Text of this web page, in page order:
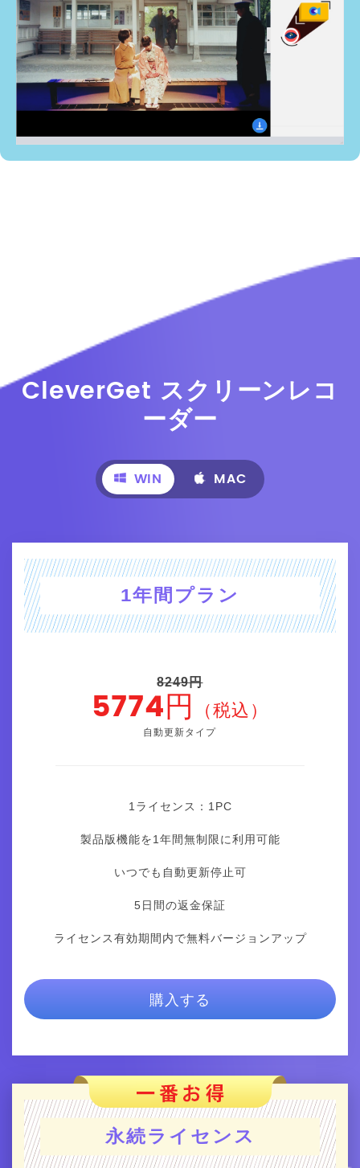
CleverGet スクリーンレコ
ーダー
WIN MAC
1年間プラン
8249円
5774円 （税込）
自動更新タイプ
1ライセンス：1 PC
製品版機能を1年間無制限に利用可能
いつでも自動更新停止可
5日間の返金保証
ライセンス有効期間内で無料バージョンアップ
購入する
永続ライセンス